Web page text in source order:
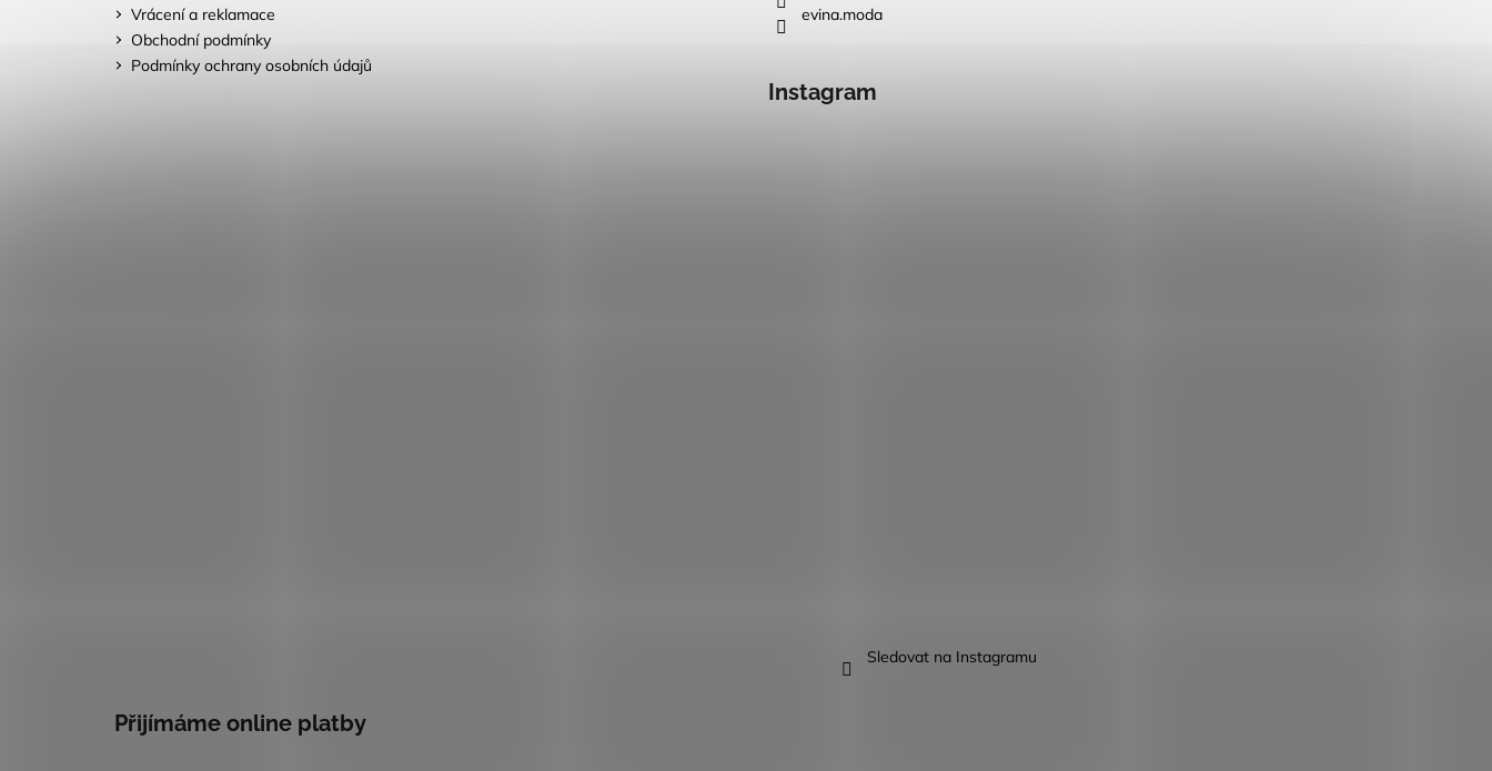
Vrácení a reklamace
Obchodní podmínky
Podmínky ochrany osobních údajů
evina.moda
Instagram
Sledovat na Instagramu
Přijímáme online platby